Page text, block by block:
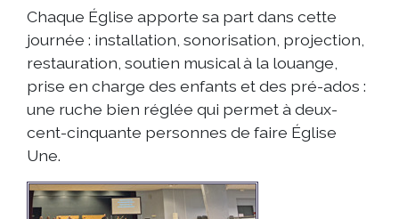
Chaque Église apporte sa part dans cette
journée : installation, sonorisation, projection,
restauration, soutien musical à la louange,
prise en charge des enfants et des pré-ados :
une ruche bien réglée qui permet à deux-
cent-cinquante personnes de faire Église
Une.